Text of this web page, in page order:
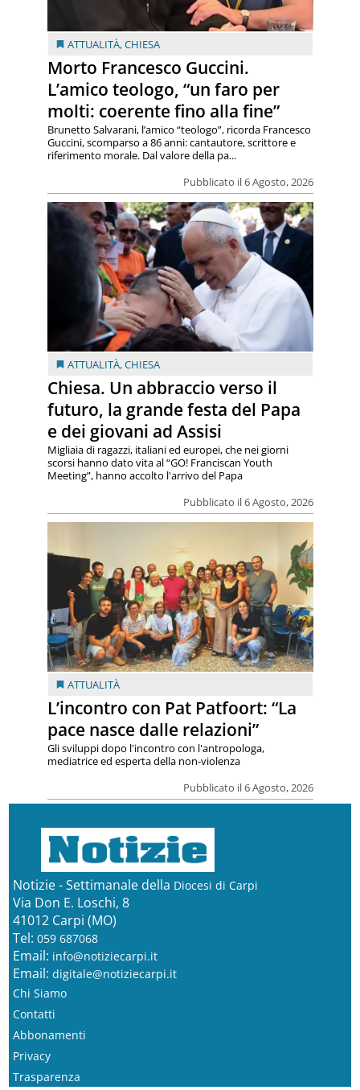
ATTUALITÀ,CHIESA
Morto Francesco Guccini.
L’amico teologo, “un faro per
molti: coerente fino alla fine”
Pubblicato il 6 Agosto, 2026
Brunetto Salvarani, l’amico “teologo”, ricorda Francesco
Guccini, scomparso a 86 anni: cantautore, scrittore e
riferimento morale. Dal valore della pa...
ATTUALITÀ,CHIESA
Chiesa. Un abbraccio verso il
futuro, la grande festa del Papa
e dei giovani ad Assisi
Pubblicato il 6 Agosto, 2026
Migliaia di ragazzi, italiani ed europei, che nei giorni
scorsi hanno dato vita al “GO! Franciscan Youth
Meeting”, hanno accolto l'arrivo del Papa
ATTUALITÀ
L’incontro con Pat Patfoort: “La
pace nasce dalle relazioni”
Pubblicato il 6 Agosto, 2026
Gli sviluppi dopo l'incontro con l'antropologa,
mediatrice ed esperta della non-violenza
Notizie - Settimanale della Diocesi di Carpi
Via Don E. Loschi, 8
41012 Carpi (MO)
Tel: 059 687068
Email: info@notiziecarpi.it
Email: digitale@notiziecarpi.it
Chi Siamo
Contatti
Abbonamenti
Privacy
Trasparenza